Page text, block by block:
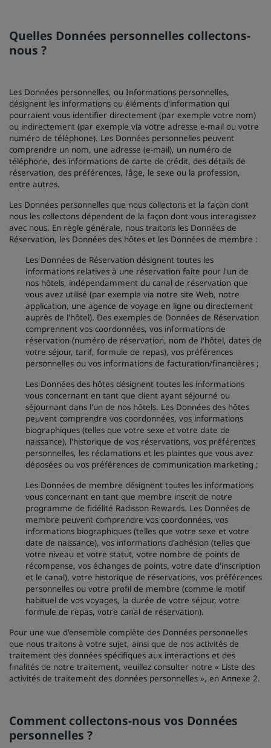
Quelles Données personnelles collectons-
nous ?
Les Données personnelles, ou Informations personnelles,
désignent les informations ou éléments d'information qui
pourraient vous identifier directement (par exemple votre nom)
ou indirectement (par exemple via votre adresse e-mail ou votre
numéro de téléphone). Les Données personnelles peuvent
comprendre un nom, une adresse (e-mail), un numéro de
téléphone, des informations de carte de crédit, des détails de
réservation, des préférences, l'âge, le sexe ou la profession,
entre autres.
Les Données personnelles que nous collectons et la façon dont
nous les collectons dépendent de la façon dont vous interagissez
avec nous. En règle générale, nous traitons les Données de
Réservation, les Données des hôtes et les Données de membre :
Les Données de Réservation désignent toutes les
informations relatives à une réservation faite pour l'un de
nos hôtels, indépendamment du canal de réservation que
vous avez utilisé (par exemple via notre site Web, notre
application, une agence de voyage en ligne ou directement
auprès de l'hôtel). Des exemples de Données de Réservation
comprennent vos coordonnées, vos informations de
réservation (numéro de réservation, nom de l'hôtel, dates de
votre séjour, tarif, formule de repas), vos préférences
personnelles ou vos informations de facturation/financières ;
Les Données des hôtes désignent toutes les informations
vous concernant en tant que client ayant séjourné ou
séjournant dans l'un de nos hôtels. Les Données des hôtes
peuvent comprendre vos coordonnées, vos informations
biographiques (telles que votre sexe et votre date de
naissance), l'historique de vos réservations, vos préférences
personnelles, les réclamations et les plaintes que vous avez
déposées ou vos préférences de communication marketing ;
Les Données de membre désignent toutes les informations
vous concernant en tant que membre inscrit de notre
programme de fidélité Radisson Rewards. Les Données de
membre peuvent comprendre vos coordonnées, vos
informations biographiques (telles que votre sexe et votre
date de naissance), vos informations d'adhésion (telles que
votre niveau et votre statut, votre nombre de points de
récompense, vos échanges de points, votre date d'inscription
et le canal), votre historique de réservations, vos préférences
personnelles ou votre profil de membre (comme le motif
habituel de vos voyages, la durée de votre séjour, votre
formule de repas, votre canal de réservation).
Pour une vue d'ensemble complète des Données personnelles
que nous traitons à votre sujet, ainsi que de nos activités de
traitement des données spécifiques aux interactions et des
finalités de notre traitement, veuillez consulter notre « Liste des
activités de traitement des données personnelles », en Annexe 2.
Comment collectons-nous vos Données
personnelles ?